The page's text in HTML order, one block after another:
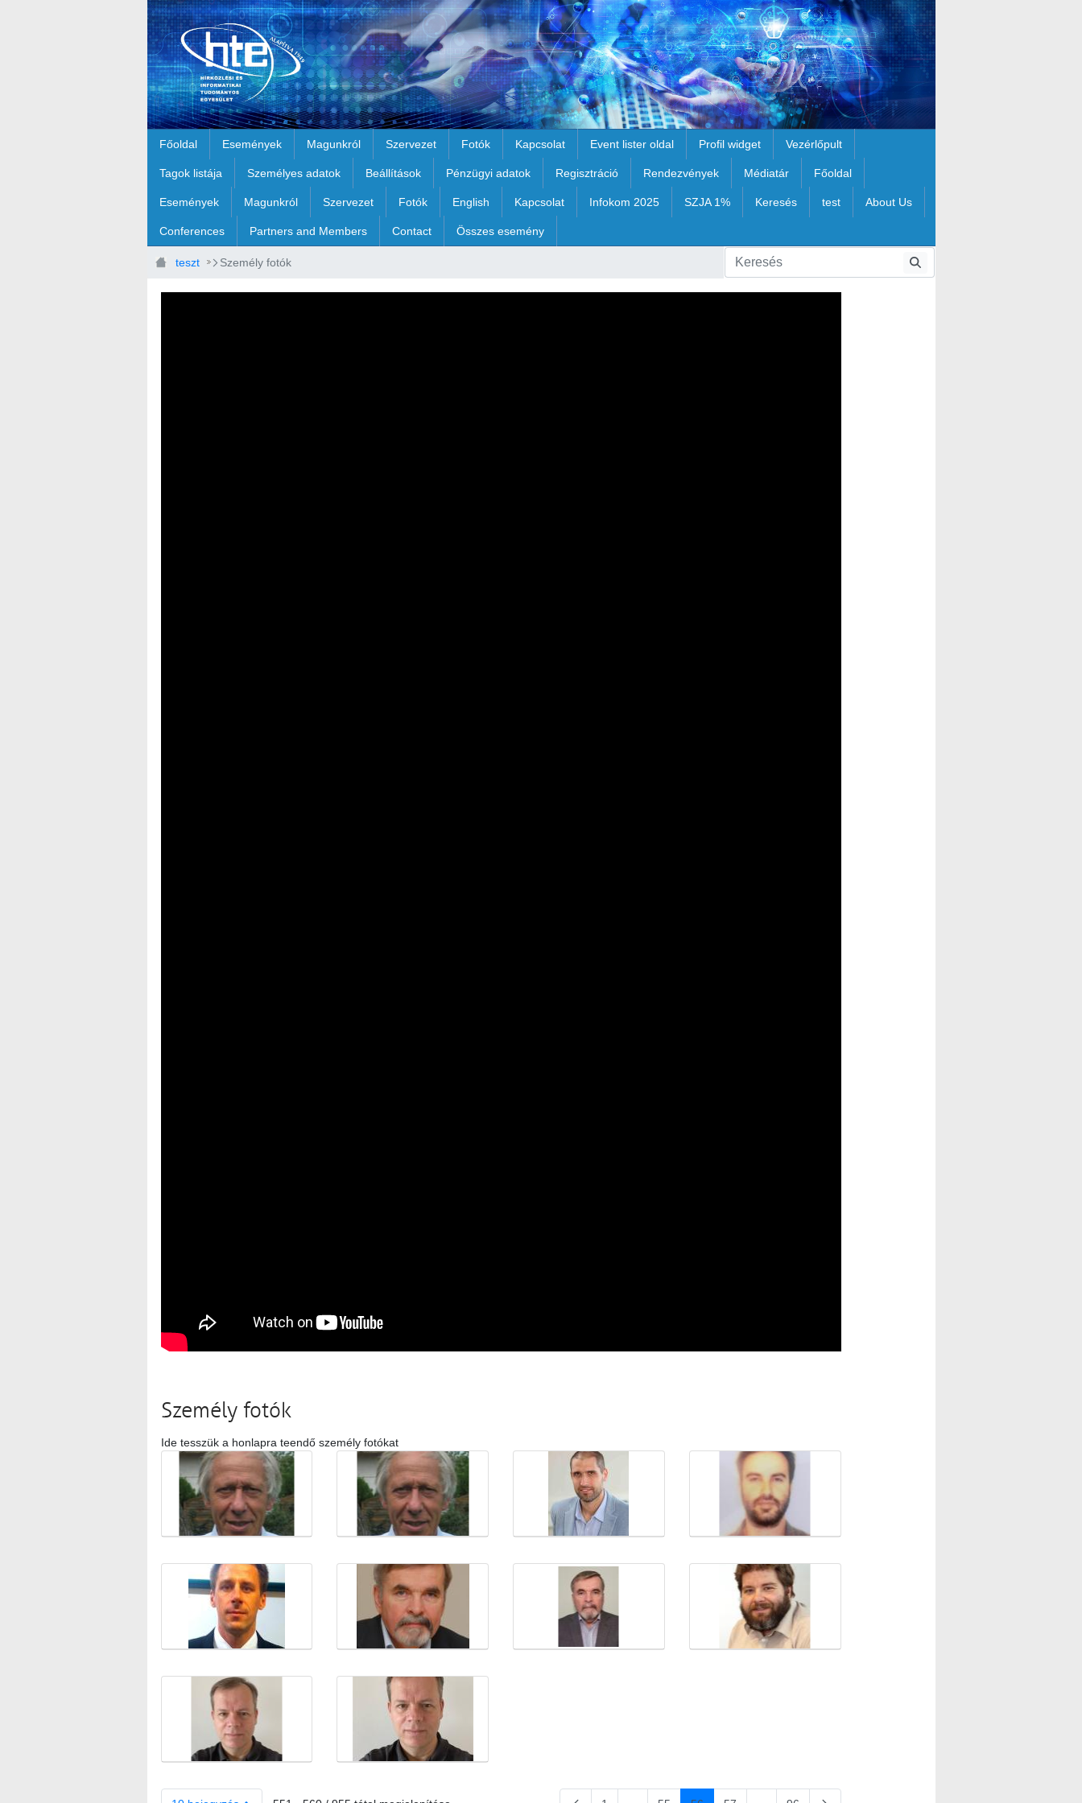
Főoldal Események Magunkról Szervezet Fotók Kapcsolat Event lister oldal Profil widget Vezérlőpult
Tagok listája Személyes adatok Beállítások Pénzügyi adatok Regisztráció Rendezvények Médiatár Főoldal
Események Magunkról Szervezet Fotók English Kapcsolat Infokom 2025 SZJA 1% Keresés test About Us
Conferences Partners and Members Contact Összes esemény
teszt Személy fotók
Személy fotók
Ide tesszük a honlapra teendő személy fotókat
Médiatár